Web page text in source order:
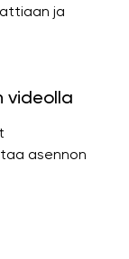
ja
videolla
asennon